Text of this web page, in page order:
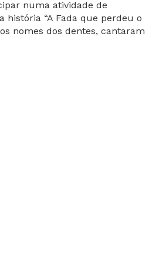
numa atividade de
“A Fada que perdeu o
nomes dos dentes, cantaram